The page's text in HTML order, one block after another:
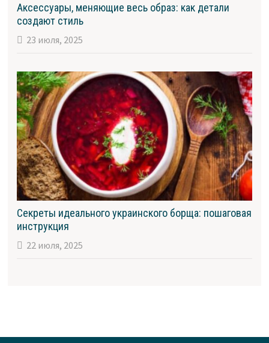
Аксессуары, меняющие весь образ: как детали
создают стиль
23 июля, 2025
Секреты идеального украинского борща: пошаговая
инструкция
22 июля, 2025